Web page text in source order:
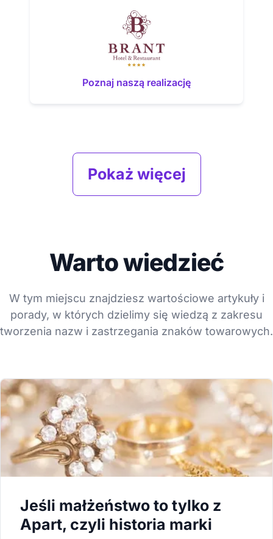
Poznaj naszą realizację
Pokaż więcej
Warto wiedzieć
W tym miejscu znajdziesz wartościowe artykuły i
porady, w których dzielimy się wiedzą z zakresu
tworzenia nazw i zastrzegania znaków towarowych.
Jeśli małżeństwo to tylko z
Apart, czyli historia marki